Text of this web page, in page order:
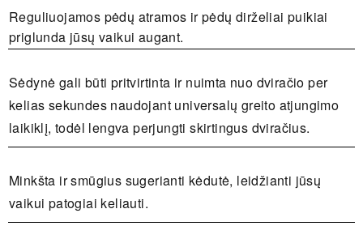
Reguliuojamos pėdų atramos ir pėdų dirželiai puikiai
priglunda jūsų vaikui augant.
Sėdynė gali būti pritvirtinta ir nuimta nuo dviračio per
kelias sekundes naudojant universalų greito atjungimo
laikiklį, todėl lengva perjungti skirtingus dviračius.
Minkšta ir smūgius sugerianti kėdutė, leidžianti jūsų
vaikui patogiai keliauti.